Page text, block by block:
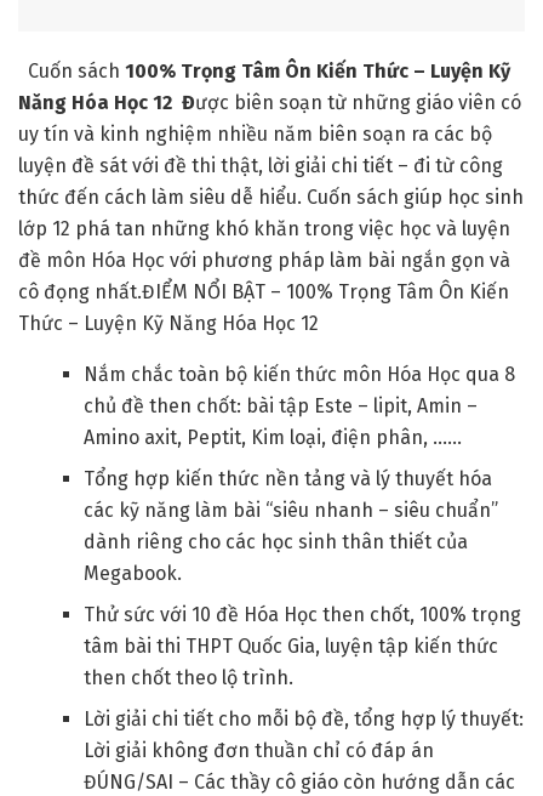
Cuốn sách 100% Trọng Tâm Ôn Kiến Thức – Luyện Kỹ
Năng Hóa Học 12 Được biên soạn từ những giáo viên có
uy tín và kinh nghiệm nhiều năm biên soạn ra các bộ
luyện đề sát với đề thi thật, lời giải chi tiết – đi từ công
thức đến cách làm siêu dễ hiểu. Cuốn sách giúp học sinh
lớp 12 phá tan những khó khăn trong việc học và luyện
đề môn Hóa Học với phương pháp làm bài ngắn gọn và
cô đọng nhất.ĐIỂM NỔI BẬT – 100% Trọng Tâm Ôn Kiến
Thức – Luyện Kỹ Năng Hóa Học 12
Nắm chắc toàn bộ kiến thức môn Hóa Học qua 8
chủ đề then chốt: bài tập Este – lipit, Amin –
Amino axit, Peptit, Kim loại, điện phân, ……
Tổng hợp kiến thức nền tảng và lý thuyết hóa
các kỹ năng làm bài “siêu nhanh – siêu chuẩn”
dành riêng cho các học sinh thân thiết của
Megabook.
Thử sức với 10 đề Hóa Học then chốt, 100% trọng
tâm bài thi THPT Quốc Gia, luyện tập kiến thức
then chốt theo lộ trình.
Lời giải chi tiết cho mỗi bộ đề, tổng hợp lý thuyết:
Lời giải không đơn thuần chỉ có đáp án
ĐÚNG/SAI – Các thầy cô giáo còn hướng dẫn các